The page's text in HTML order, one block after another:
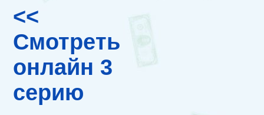
<<
Смотреть
онлайн 3
серию